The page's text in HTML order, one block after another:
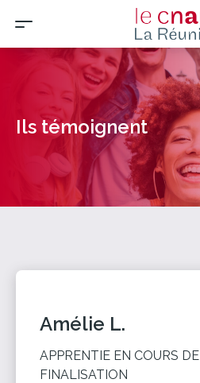
Ils témoignent
Amélie L.
APPRENTIE EN COURS DE
FINALISATION